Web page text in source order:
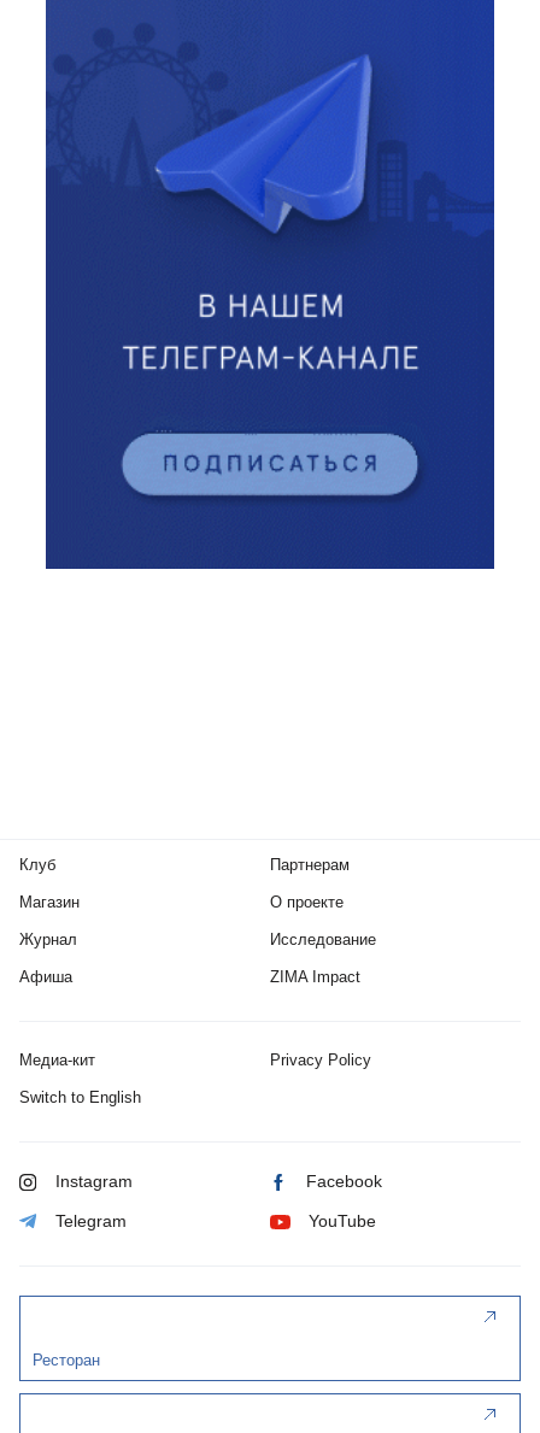
Клуб
Магазин
Журнал
Афиша
Партнерам
О проекте
Исследование
ZIMA Impact
Медиа-кит Privacy Policy
Switch to English
Instagram Facebook
Telegram YouTube
Ресторан